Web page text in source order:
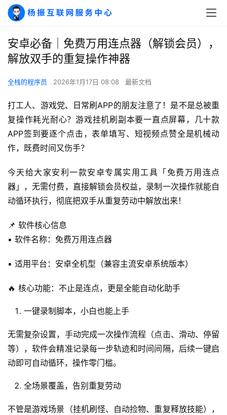
A
I
干
群
安卓必备｜免费万用连点器（解锁会员），
解放双手的重复操作神器
全栈的程序员 2026年1月17日 08:08 最新文档
打工人、游戏党、日常刷APP的朋友注意了！是不是总被重
复操作耗光耐心？游戏挂机刷副本要一直点屏幕，几十款
APP签到要逐个点击，表单填写、短视频点赞全是机械动
作，既费时间又伤手？
今天给大家安利一款安卓专属实用工具「免费万用连点
器」，无需付费，直接解锁会员权益，录制一次操作就能自
动循环执行，彻底把双手从重复劳动中解放出来！
📌 软件核心信息
▪ 软件名称：免费万用连点器
▪ 适用平台：安卓全机型（兼容主流安卓系统版本）
🔥 核心功能：不止是连点，更是全能自动化助手
一键录制脚本，小白也能上手
无需复杂设置，手动完成一次操作流程（点击、滑动、停留
等），软件会精准记录每一步轨迹和时间间隔，后续一键启
动即可自动循环，操作零门槛。
全场景覆盖，告别重复劳动
不管是游戏场景（挂机刷怪、自动捡物、重复释放技能），